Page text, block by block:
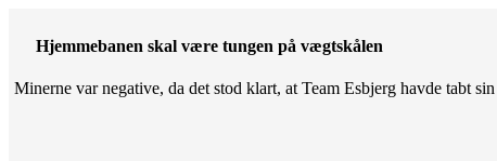
Hjemmebanen skal være tungen på vægtskålen
Minerne var negative, da det stod klart, at Team Esbjerg havde tabt